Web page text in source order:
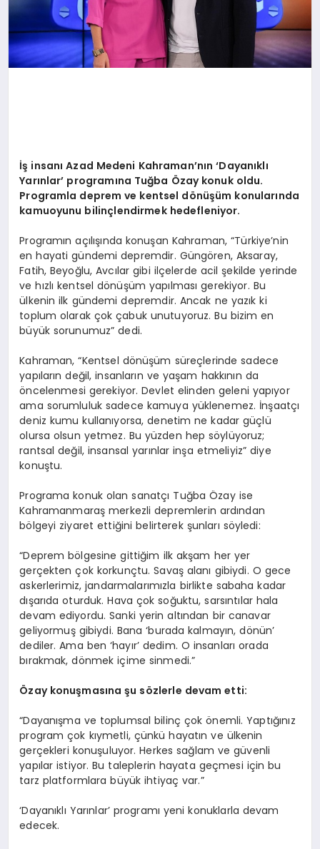
İş insanı Azad Medeni Kahraman’nın ‘Dayanıklı
Yarınlar’ programına Tuğba Özay konuk oldu.
Programla deprem ve kentsel dönüşüm konularında
kamuoyunu bilinçlendirmek hedefleniyor.
Programın açılışında konuşan Kahraman, “Türkiye’nin
en hayati gündemi depremdir. Güngören, Aksaray,
Fatih, Beyoğlu, Avcılar gibi ilçelerde acil şekilde yerinde
ve hızlı kentsel dönüşüm yapılması gerekiyor. Bu
ülkenin ilk gündemi depremdir. Ancak ne yazık ki
toplum olarak çok çabuk unutuyoruz. Bu bizim en
büyük sorunumuz” dedi.
Kahraman, “Kentsel dönüşüm süreçlerinde sadece
yapıların değil, insanların ve yaşam hakkının da
öncelenmesi gerekiyor. Devlet elinden geleni yapıyor
ama sorumluluk sadece kamuya yüklenemez. İnşaatçı
deniz kumu kullanıyorsa, denetim ne kadar güçlü
olursa olsun yetmez. Bu yüzden hep söylüyoruz;
rantsal değil, insansal yarınlar inşa etmeliyiz” diye
konuştu.
Programa konuk olan sanatçı Tuğba Özay ise
Kahramanmaraş merkezli depremlerin ardından
bölgeyi ziyaret ettiğini belirterek şunları söyledi:
“Deprem bölgesine gittiğim ilk akşam her yer
gerçekten çok korkunçtu. Savaş alanı gibiydi. O gece
askerlerimiz, jandarmalarımızla birlikte sabaha kadar
dışarıda oturduk. Hava çok soğuktu, sarsıntılar hala
devam ediyordu. Sanki yerin altından bir canavar
geliyormuş gibiydi. Bana ‘burada kalmayın, dönün’
dediler. Ama ben ‘hayır’ dedim. O insanları orada
bırakmak, dönmek içime sinmedi.”
Özay konuşmasına şu sözlerle devam etti:
“Dayanışma ve toplumsal bilinç çok önemli. Yaptığınız
program çok kıymetli, çünkü hayatın ve ülkenin
gerçekleri konuşuluyor. Herkes sağlam ve güvenli
yapılar istiyor. Bu taleplerin hayata geçmesi için bu
tarz platformlara büyük ihtiyaç var.”
‘Dayanıklı Yarınlar’ programı yeni konuklarla devam
edecek.